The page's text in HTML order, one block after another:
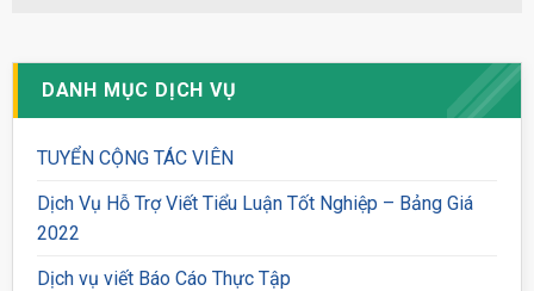
DANH MỤC DỊCH VỤ
TUYỂN CỘNG TÁC VIÊN
Dịch Vụ Hỗ Trợ Viết Tiểu Luận Tốt Nghiệp – Bảng Giá
2022
Dịch vụ viết Báo Cáo Thực Tập